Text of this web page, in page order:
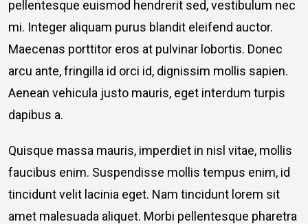
pellentesque euismod hendrerit sed, vestibulum nec
mi. Integer aliquam purus blandit eleifend auctor.
Maecenas porttitor eros at pulvinar lobortis. Donec
arcu ante, fringilla id orci id, dignissim mollis sapien.
Aenean vehicula justo mauris, eget interdum turpis
dapibus a.
Quisque massa mauris, imperdiet in nisl vitae, mollis
faucibus enim. Suspendisse mollis tempus enim, id
tincidunt velit lacinia eget. Nam tincidunt lorem sit
amet malesuada aliquet. Morbi pellentesque pharetra